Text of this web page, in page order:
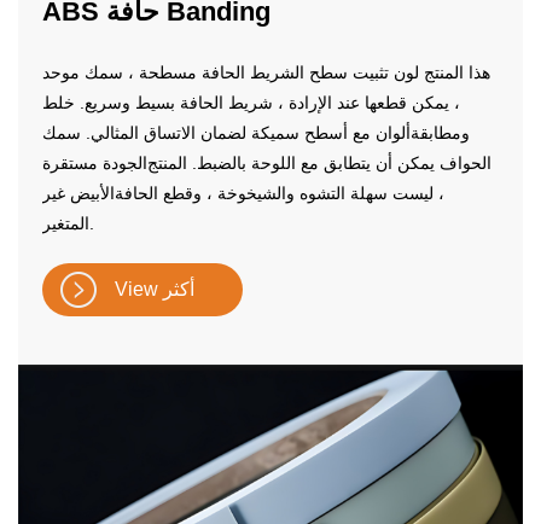
ABS حافة Banding
هذا المنتج لون تثبيت سطح الشريط الحافة مسطحة ، سمك موحد
، يمكن قطعها عند الإرادة ، شريط الحافة بسيط وسريع. خلط
ومطابقةألوان مع أسطح سميكة لضمان الاتساق المثالي. سمك
الحواف يمكن أن يتطابق مع اللوحة بالضبط. المنتجالجودة مستقرة
، ليست سهلة التشوه والشيخوخة ، وقطع الحافةالأبيض غير
View أكثر